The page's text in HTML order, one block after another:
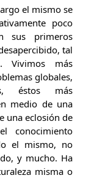
el mismo se
poco
sus primeros
tal
Vivimos más
globales,
éstos más
medio de una
una eclosión de
conocimiento
el mismo, no
y mucho. Ha
misma o